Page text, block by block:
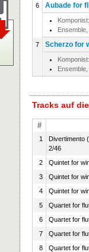
6 Aubade for
7 Scherzo for
Tracks auf
#
1
Divertimento
2/46
2
Quintet for
3
Quintet for
4
Quintet for
5
Quartet for
6
Quartet for
7
Quartet for
8
Quartet for